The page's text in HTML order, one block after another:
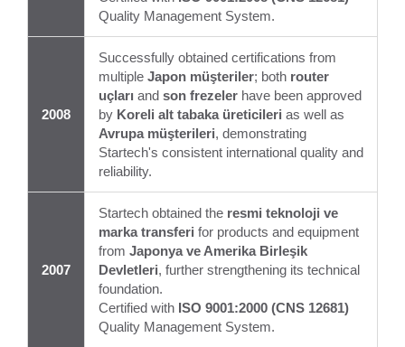
Quality Management System.
2008
Successfully obtained certifications from
multiple Japon müşteriler; both router
uçları and son frezeler have been approved
by Koreli alt tabaka üreticileri as well as
Avrupa müşterileri, demonstrating
Startech's consistent international quality and
reliability.
2007
Startech obtained the resmi teknoloji ve
marka transferi for products and equipment
from Japonya ve Amerika Birleşik
Devletleri, further strengthening its technical
foundation.
Certified with ISO 9001:2000 (CNS 12681)
Quality Management System.